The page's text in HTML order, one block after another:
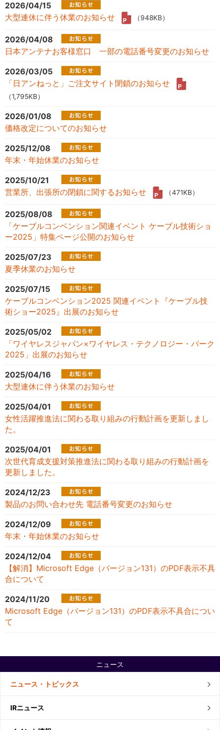
ニュース
ニュース・トピックス
IRニュース
2026/04/15
大型連休に伴う休業のお知らせ
（948KB）
2026/04/08
日本アンテナお客様窓口 一部の電話番号変更のお知らせ
2026/03/05
「日アンねっと」ご注文サイト閉鎖のお知らせ
（1,795KB）
2026/01/08
価格改定についてのお知らせ
2025/12/08
年末・年始休業のお知らせ
2025/10/21
営業所、出張所の閉鎖に関するお知らせ
（471KB）
2025/08/08
「ケーブルコンベンション関連イベント ケーブル技術ショ
ー2025」特集ページ公開のお知らせ
2025/07/23
夏季休業のお知らせ
2025/07/15
ケーブルコンベンション2025 関連イベント『ケーブル技
術ショー2025』出展のお知らせ
2025/05/02
「ワイヤレスジャパン×ワイヤレス・テクノロジー・パーク
2025」出展のお知らせ
2025/04/16
大型連休に伴う休業のお知らせ
2025/04/01
女性活躍推進法に関わる取り組みの行動計画を更新しまし
た。
2025/04/01
次世代育成支援対策推進法に関わる取り組みの行動計画を
更新しました。
2024/12/23
製品のお問い合わせ先 電話番号変更のお知らせ
2024/12/09
年末・年始休業のお知らせ
2024/12/04
【解消】Microsoft Edge（バージョン131）のPDF表示不具
合について
2024/11/20
Microsoft Edge（バージョン131）のPDF表示不具合につい
て